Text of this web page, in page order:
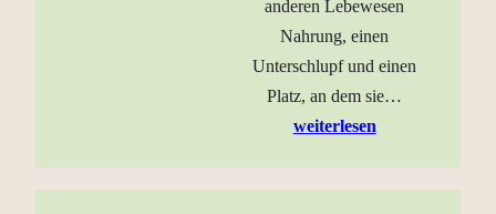
anderen Lebewesen
Nahrung, einen
Unterschlupf und einen
Platz, an dem sie…
weiterlesen